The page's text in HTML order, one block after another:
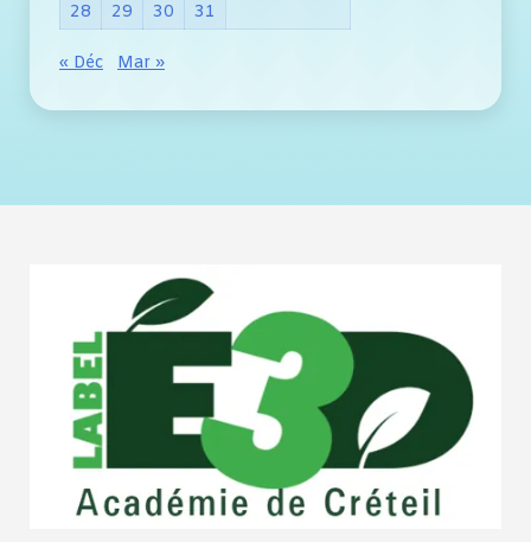
28
29 30 31
« Déc Mar »